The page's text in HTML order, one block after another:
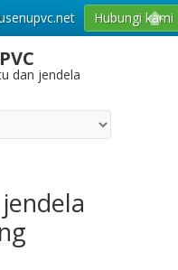
dan jendela
jendela
Hubungi kami